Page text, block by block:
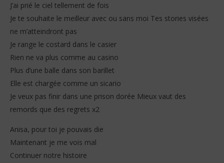
J’ai prié le ciel tellement de fois
Je te souhaite le meilleur avec ou sans moi Tes stories visées
ne m’atteindront pas
Je range le costard dans le casier
Rien ne va plus comme au casino
Plus d’une balle dans son barillet
Elle est chargée comme un sicario
Je veux pas finir dans une prison dorée Mieux vaut des
remords que des regrets x2
Anisa, pour toi je pouvais die
Maintenant je me vois mal
Continuer notre histoire